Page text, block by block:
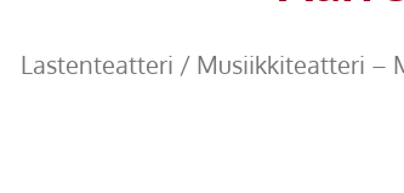
Lastenteatteri / Musiikkiteatteri –